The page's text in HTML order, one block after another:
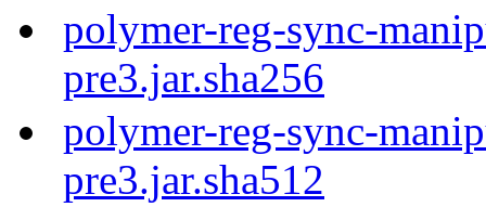
polymer-reg-sync-
pre3.jar.sha256
polymer-reg-sync-
pre3.jar.sha512